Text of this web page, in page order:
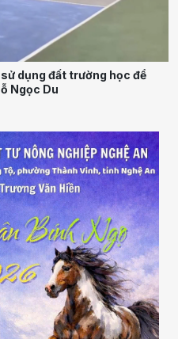
dụng đất trường học để
Ngọc Du